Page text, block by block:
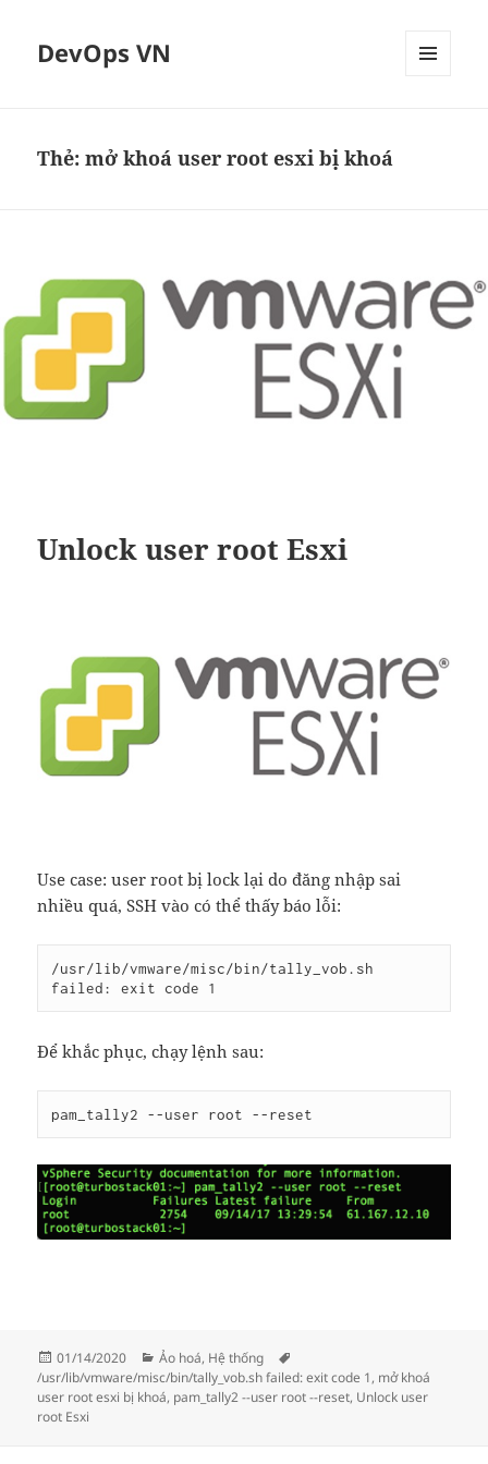
DevOps VN
Thẻ:mở khoá user root esxi bị khoá
Unlock user root Esxi
Use case: user root bị lock lại do đăng nhập sai
nhiều quá, SSH vào có thể thấy báo lỗi:
/usr/lib/vmware/misc/bin/tally_vob.sh
failed: exit code 1
Để khắc phục, chạy lệnh sau:
pam_tally2 --user root --reset
Đăng
vào
ngày
01/14/2020
Danh
mục
Ảo hoá, Hệ thống
Thẻ
/usr/lib/vmware/misc/bin/tally_vob.sh failed: exit code 1, mở khoá
user root esxi bị khoá, pam_tally2 --user root --reset, Unlock user
root Esxi